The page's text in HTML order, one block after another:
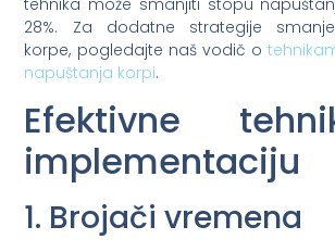
tehnika može smanjiti stopu
28%. Za dodatne strategije
korpe, pogledajte naš vodič o
napuštanja korpi.
Efektivne
implementaciju
1. Brojači vremena